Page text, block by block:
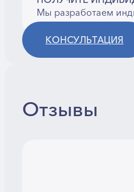
Мы разработаем
КОНСУЛЬТАЦИЯ
Отзывы